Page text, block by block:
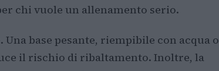
chi vuole un allenamento serio.
base pesante, riempibile con acqua o
il rischio di ribaltamento. Inoltre, la